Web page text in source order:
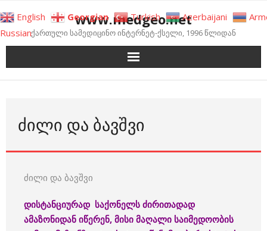
to
content
www.medgeo.net
ქართული სამედიცინო ინტერნეტ-ქსელი, 1996 წლიდან
ᲫᲘᲚᲘ ᲓᲐ ᲑᲐᲕᲨᲕᲘ
ძილი და ბავშვი
დისტანციურად საქონელს ძირითადად
ამაზონიდან იწერენ, მისი მაღალი საიმედოობის
English Georgian Turkish Azerbaijani
Russian